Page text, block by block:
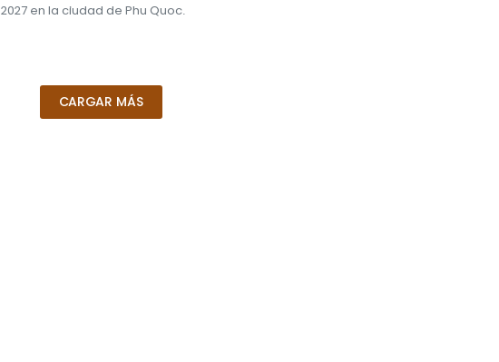
2027 en la ciudad de Phu Quoc.
CARGAR MÁS